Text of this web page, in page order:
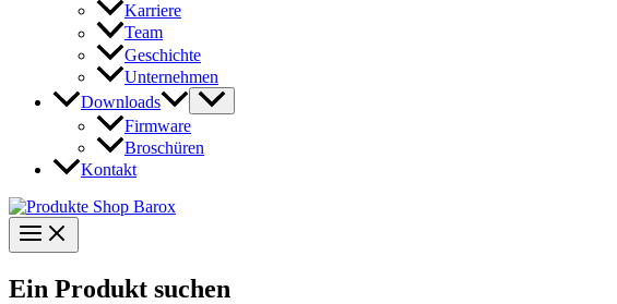
Karriere
Team
Geschichte
Unternehmen
Downloads
Firmware
Broschüren
Kontakt
Ein Produkt suchen